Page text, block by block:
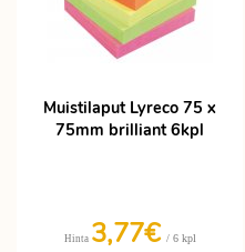
telineitä.
kirjoittaa.
Muistilaput Lyreco 75 x
75mm brilliant 6kpl
Hinta 3,77€ / 6 kpl